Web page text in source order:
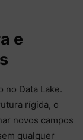
e
no Data Lake.
rígida, o
novos campos
qualquer